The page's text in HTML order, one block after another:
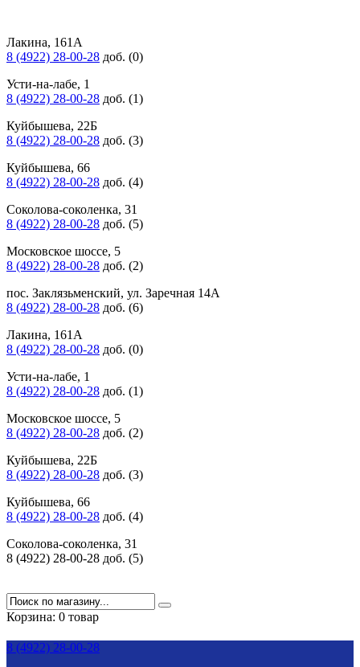
Лакина, 161А
8 (4922) 28-00-28 доб. (0)
Усти-на-лабе, 1
8 (4922) 28-00-28 доб. (1)
Куйбышева, 22Б
8 (4922) 28-00-28 доб. (3)
Куйбышева, 66
8 (4922) 28-00-28 доб. (4)
Соколова-соколенка, 31
8 (4922) 28-00-28 доб. (5)
Московское шоссе, 5
8 (4922) 28-00-28 доб. (2)
пос. Заклязьменский, ул. Заречная 14А
8 (4922) 28-00-28 доб. (6)
Лакина, 161А
8 (4922) 28-00-28 доб. (0)
Усти-на-лабе, 1
8 (4922) 28-00-28 доб. (1)
Московское шоссе, 5
8 (4922) 28-00-28 доб. (2)
Куйбышева, 22Б
8 (4922) 28-00-28 доб. (3)
Куйбышева, 66
8 (4922) 28-00-28 доб. (4)
Соколова-соколенка, 31
8 (4922) 28-00-28 доб. (5)
Корзина: 0 товар
8 (4922) 28-00-28